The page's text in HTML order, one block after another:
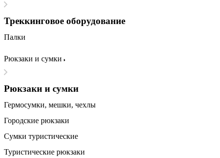
Треккинговое оборудование
Палки
Рюкзаки и сумки
Рюкзаки и сумки
Гермосумки, мешки, чехлы
Городские рюкзаки
Сумки туристические
Туристические рюкзаки